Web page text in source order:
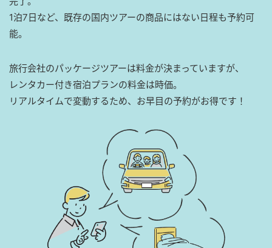
1泊7日など、既存の国内ツアーの商品にはない日程も予約可
能。
旅行会社のパッケージツアーは料金が決まっていますが、
レンタカー付き宿泊プランの料金は時価。
リアルタイムで変動するため、お早目の予約がお得です！